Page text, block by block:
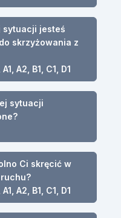
sytuacji jesteś
skrzyżowania z
A2, B1, C1, D1
sytuacji
Ci skręcić w
A2, B1, C1, D1